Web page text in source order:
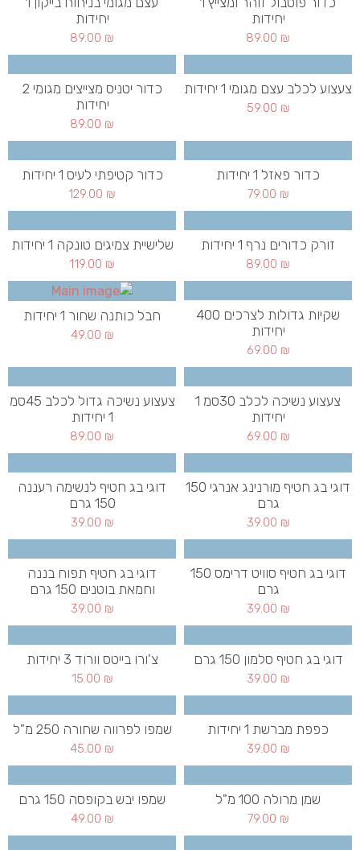
יחידות
89.00 ₪
יחידות
89.00 ₪
צעצוע לכלב עצם מגומי 1 יחידות
59.00 ₪
כדור יטניס מצייצים מגומי 2
יחידות
89.00 ₪
כדור פאזל 1 יחידות
79.00 ₪
כדור קטיפתי לעיס 1 יחידות
129.00 ₪
זורק כדורים נרף 1 יחידות
89.00 ₪
שלישיית צמיגים טונקה 1 יחידות
119.00 ₪
שקיות גדולות לצרכים 400
יחידות
69.00 ₪
חבל כותנה שחור 1 יחידות
49.00 ₪
צעצוע נשיכה לכלב 30סמ 1
יחידות
69.00 ₪
צעצוע נשיכה גדול לכלב 45סמ
1 יחידות
89.00 ₪
דוגי בג חטיף מורנינג אנרגי 150
גרם
39.00 ₪
דוגי בג חטיף לנשימה רעננה
150 גרם
39.00 ₪
דוגי בג חטיף סוויט דרימס 150
גרם
39.00 ₪
דוגי בג חטיף תפוח בננה
וחמאת בוטנים 150 גרם
39.00 ₪
דוגי בג חטיף סלמון 150 גרם
39.00 ₪
צ'ורו בייטס וורוד 3 יחידות
15.00 ₪
כפפת מברשת 1 יחידות
39.00 ₪
שמפו לפרווה שחורה 250 מ"ל
45.00 ₪
שמן מרולה 100 מ"ל
79.00 ₪
שמפו יבש בקופסה 150 גרם
49.00 ₪